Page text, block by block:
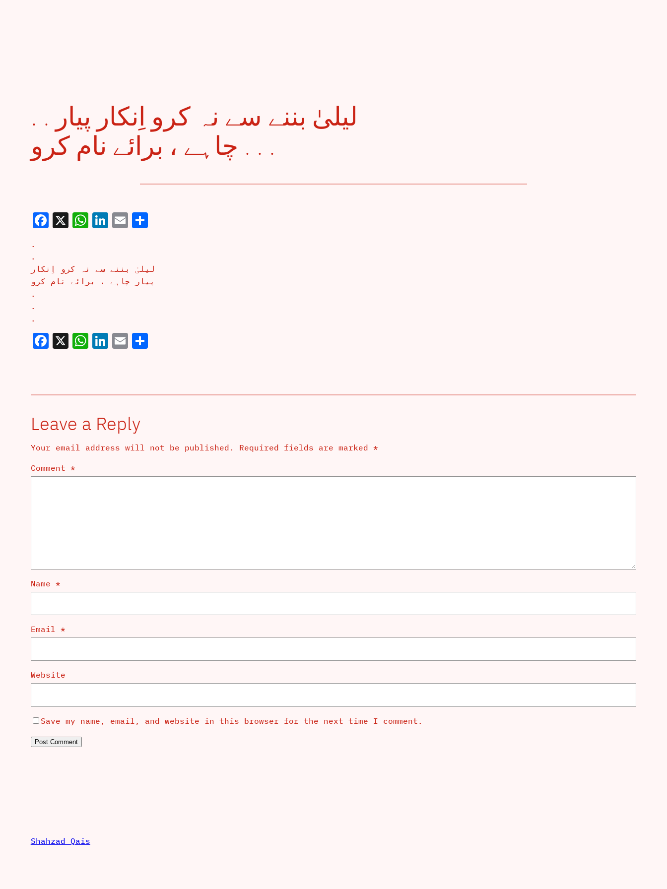
. . لیلیٰ بننے سے نہ کرو اِنکار پیار
چاہے ، برائے نام کرو . . .
Facebook
X WhatsApp
LinkedIn
EmailShare
.
.
لیلیٰ بننے سے نہ کرو اِنکار
پیار چاہے ، برائے نام کرو
.
.
.
Facebook
X WhatsApp
LinkedIn
EmailShare
Leave a Reply
Your email address will not be published. Required fields are marked *
Comment *
Name *
Email *
Website
Save my name, email, and website in this browser for the next time I comment.
Shahzad Qais